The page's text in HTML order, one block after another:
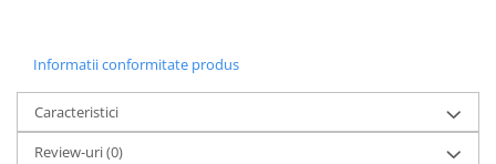
Informatii conformitate produs
Caracteristici
Review-uri(0)